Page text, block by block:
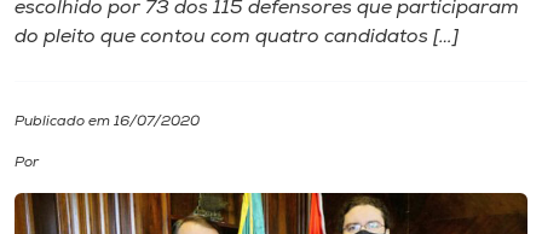
I.nova
Diplomados
Cultura
escolhido por 73 dos 115 defensores que participaram
do pleito que contou com quatro candidatos […]
Publicado em 16/07/2020
Por